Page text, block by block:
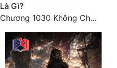
Là Gì?
Chương 1030 Không Chi Hoàng Nguyên Đại Hư